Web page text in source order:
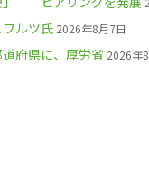
ルツ氏 2026年8月7日
府県に、厚労省 2026年